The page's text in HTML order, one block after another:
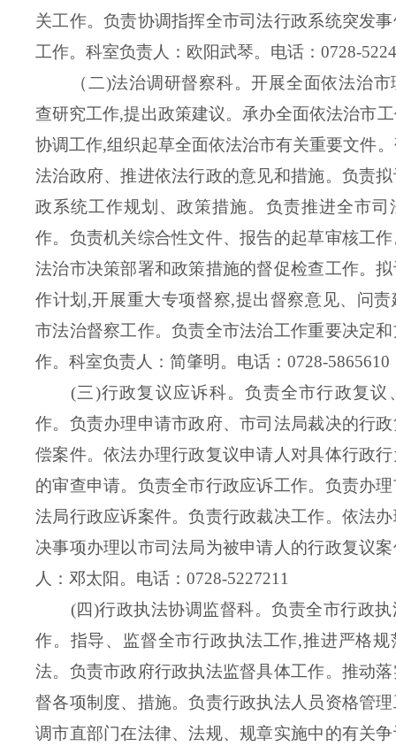
关工作。负责协调指挥全市司法行政系统突发
工作。科室负责人：欧阳武琴。电话：0728-
（二)法治调研督察科。开展全面依法治
查研究工作,提出政策建议。承办全面依法治市
协调工作,组织起草全面依法治市有关重要文件
法治政府、推进依法行政的意见和措施。负责
政系统工作规划、政策措施。负责推进全市司
作。负责机关综合性文件、报告的起草审核工
法治市决策部署和政策措施的督促检查工作。
作计划,开展重大专项督察,提出督察意见、问
市法治督察工作。负责全市法治工作重要决定
作。 科室负责人：简肇明。 电话：0728-5865610
(三)行政复议应诉科。负责全市行政复议
作。负责办理申请市政府、市司法局裁决的行
偿案件。依法办理行政复议申请人对具体行政
的审查申请。负责全市行政应诉工作。负责办
法局行政应诉案件。负责行政裁决工作。依法
决事项办理以市司法局为被申请人的行政复议
人：邓太阳。 电话：0728-5227211
(四)行政执法协调监督科。负责全市行政
作。指导、监督全市行政执法工作,推进严格规
法。负责市政府行政执法监督具体工作。推动
督各项制度、措施。负责行政执法人员资格管
调市直部门在法律、法规、规章实施中的有关